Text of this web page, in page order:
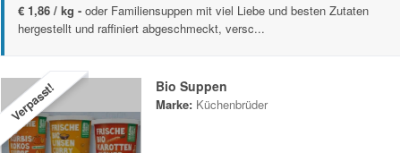
€ 1,86 / kg - oder Familiensuppen mit viel Liebe und besten Zutaten
hergestellt und raffiniert abgeschmeckt, versc...
Verpasst! Bio Suppen
Marke: Küchenbrüder